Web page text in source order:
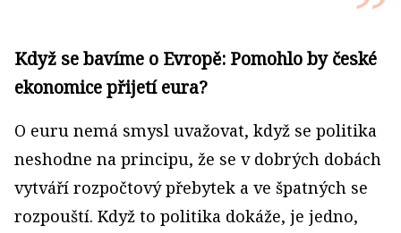
Když se bavíme o Evropě: Pomohlo by české
ekonomice přijetí eura?
O euru nemá smysl uvažovat, když se politika
neshodne na principu, že se v dobrých dobách
vytváří rozpočtový přebytek a ve špatných se
rozpouští. Když to politika dokáže, je jedno,